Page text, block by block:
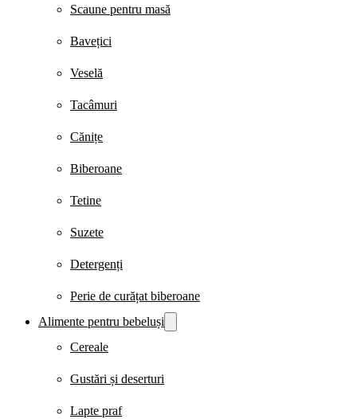
Scaune pentru masă
Bavețici
Veselă
Tacâmuri
Cănițe
Biberoane
Tetine
Suzete
Detergenți
Perie de curățat biberoane
Alimente pentru bebeluși
Cereale
Gustări și deserturi
Lapte praf